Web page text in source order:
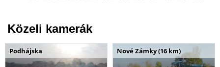
Közeli kamerák
Podhájska Nové Zámky (16 km)